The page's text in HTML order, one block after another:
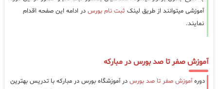
آموزشی میتوانند از طریق لینک ثبت نام بورس در ادامه این صفحه اقدام
نمایند.
آموزش صفر تا صد بورس در مبارکه
دورهآموزش صفر تا صد بورس در آموزشگاه بورس در مبارکه با تدریس بهترین